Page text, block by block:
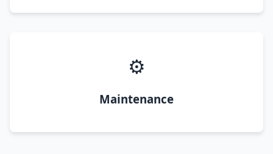
⚙️
Maintenance